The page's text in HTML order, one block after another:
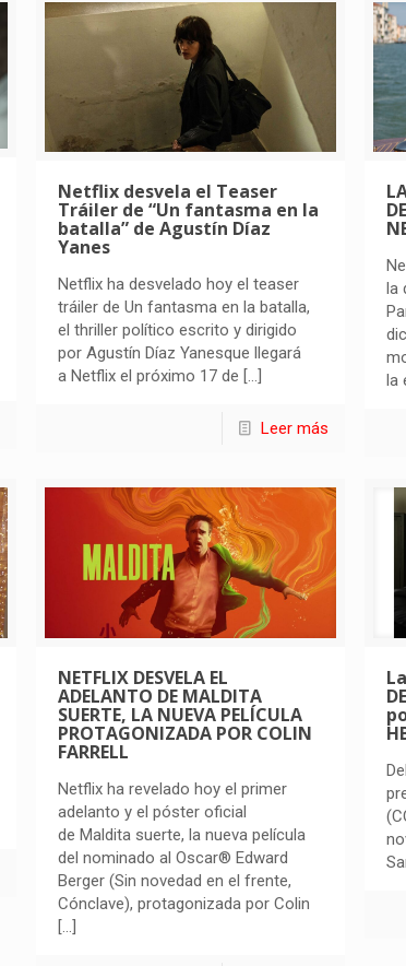
Netflix desvela el Teaser
Tráiler de “Un fantasma en la
batalla” de Agustín Díaz
Yanes
Netflix ha desvelado hoy el teaser
tráiler de Un fantasma en la batalla,
el thriller político escrito y dirigido
por Agustín Díaz Yanesque llegará
a Netflix el próximo 17 de […]
Leer más
la
la
NETFLIX DESVELA EL
ADELANTO DE MALDITA
SUERTE, LA NUEVA PELÍCULA
PROTAGONIZADA POR COLIN
FARRELL
Netflix ha revelado hoy el primer
adelanto y el póster oficial
de Maldita suerte, la nueva película
del nominado al Oscar® Edward
Berger (Sin novedad en el frente,
Cónclave), protagonizada por Colin
[…]